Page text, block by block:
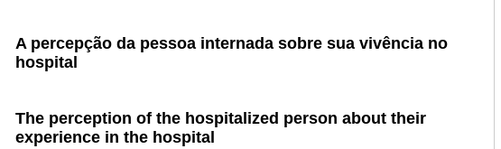
A percepção da pessoa internada sobre sua vivência no
hospital
The perception of the hospitalized person about their
experience in the hospital